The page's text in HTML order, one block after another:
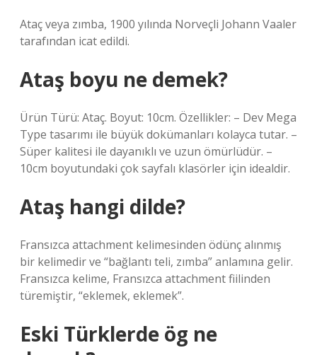
Ataç veya zımba, 1900 yılında Norveçli Johann Vaaler
tarafından icat edildi.
Ataş boyu ne demek?
Ürün Türü: Ataç. Boyut: 10cm. Özellikler: – Dev Mega
Type tasarımı ile büyük dokümanları kolayca tutar. –
Süper kalitesi ile dayanıklı ve uzun ömürlüdür. –
10cm boyutundaki çok sayfalı klasörler için idealdir.
Ataş hangi dilde?
Fransızca attachment kelimesinden ödünç alınmış
bir kelimedir ve “bağlantı teli, zımba” anlamına gelir.
Fransızca kelime, Fransızca attachment fiilinden
türemiştir, “eklemek, eklemek”.
Eski Türklerde ög ne